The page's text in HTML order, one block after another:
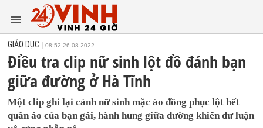
GIÁO DỤC 08:52 26-08-2022
Điều tra clip nữ sinh lột đồ đánh bạn
giữa đường ở Hà Tĩnh
Một clip ghi lại cảnh nữ sinh mặc áo đồng phục lột hết
quần áo của bạn gái, hành hung giữa đường khiến dư luận